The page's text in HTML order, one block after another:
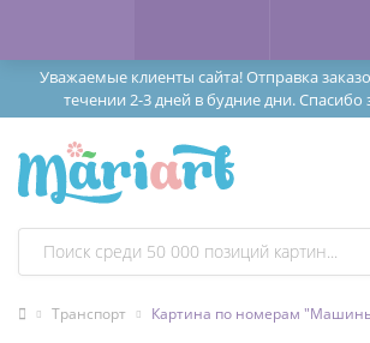
Уважаемые клиенты сайта! Отправка
течении 2-3 дней в будние дни.
Транспорт Картина по номерам